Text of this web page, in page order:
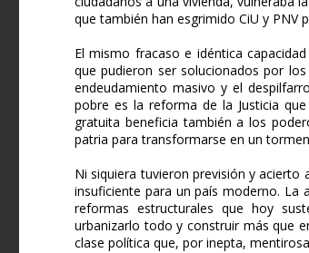
que también han esgrimido CiU y PNV
El mismo fracaso e idéntica
que pudieron ser solucionados por
endeudamiento masivo y el
pobre es la reforma de la Justicia
gratuita beneficia también a los
patria para transformarse en un
Ni siquiera tuvieron previsión y acierto
insuficiente para un país moderno. La
reformas estructurales que hoy
urbanizarlo todo y construir más que
clase política que, por inepta,